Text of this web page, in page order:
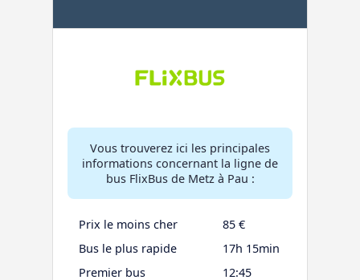
Vous trouverez ici les principales
informations concernant la ligne de
bus FlixBus de Metz à Pau :
Prix le moins cher
85 €
Bus le plus rapide
17h 15min
Premier bus
12:45